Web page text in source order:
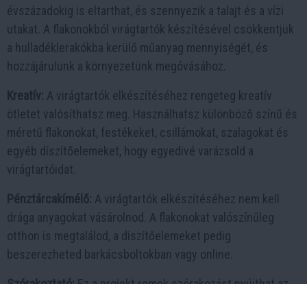
évszázadokig is eltarthat, és szennyezik a talajt és a vízi
utakat. A flakonokból virágtartók készítésével csökkentjük
a hulladéklerakókba kerülő műanyag mennyiségét, és
hozzájárulunk a környezetünk megóvásához.
Kreatív: A virágtartók elkészítéséhez rengeteg kreatív
ötletet valósíthatsz meg. Használhatsz különböző színű és
méretű flakonokat, festékeket, csillámokat, szalagokat és
egyéb díszítőelemeket, hogy egyedivé varázsold a
virágtartóidat.
Pénztárcakímélő: A virágtartók elkészítéséhez nem kell
drága anyagokat vásárolnod. A flakonokat valószínűleg
otthon is megtalálod, a díszítőelemeket pedig
beszerezheted barkácsboltokban vagy online.